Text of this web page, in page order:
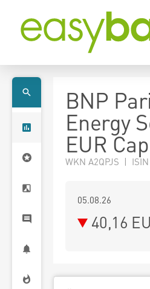
BNP
Energy
EUR
WKN A2QPJS |
05.08.26
40,16